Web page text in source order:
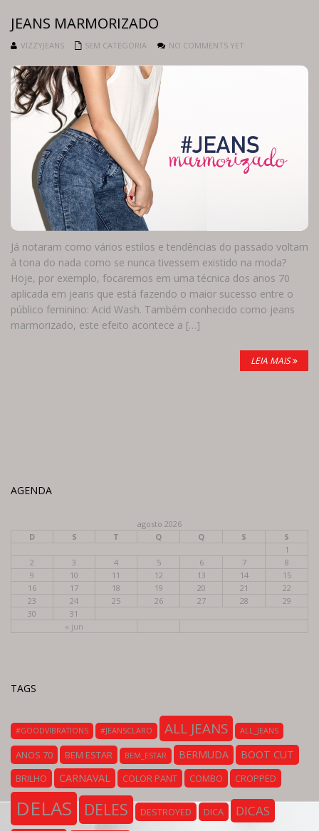
JEANS MARMORIZADO
VIZZYJEANS SEM CATEGORIA NO COMMENTS YET
Já notaram como vários estilos e tendências do passado voltam
à tona do nada como se nunca tivessem existido na moda?
Hoje, por exemplo, focaremos em uma técnica dos anos 70
aplicada em jeans que está fazendo o maior sucesso entre o
público feminino: Acid Wash. Também conhecido como jeans
marmorizado, este efeito acontece a […]
LEIA MAIS
AGENDA
agosto 2026
D
S T Q Q S S
« jun
1
2
3 4 5 6 7
8
9
10 11 12 13 14
15
16
17 18 19 20 21
22
23
24 25 26 27 28
29
30
31
TAGS
#GOODVIBRATIONS #JEANSCLARO ALL JEANS ALL_JEANS
ANOS 70 BEM ESTAR BEM_ESTAR BERMUDA BOOT CUT
BRILHO CARNAVAL COLOR PANT COMBO CROPPED
DELAS DELES DESTROYED DICA DICAS